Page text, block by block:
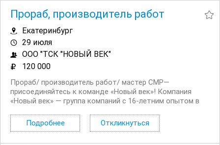
Прораб, производитель работ
Екатеринбург
29 июля
ООО "ТСК "НОВЫЙ ВЕК"
120 000
Прораб/ производитель работ/ мастер СМР—
присоединяйтесь к команде «Новый век»! Компания
«Новый век» — группа компаний с 16‑летним опытом в
проектов — от уютных загородных коттеджей до
масштабных фасадных, кровельных и отделочных работ
Подробнее Откликнуться